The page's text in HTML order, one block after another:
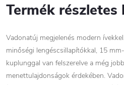
Termék részletes
Vadonatúj megjelenés modern
minőségi lengéscsillapítókkal, 15
kuplunggal van felszerelve a még
menettulajdonságok érdekében.